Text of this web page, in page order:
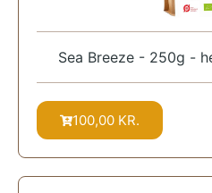
Sea Breeze - 250g -
100,00 KR.